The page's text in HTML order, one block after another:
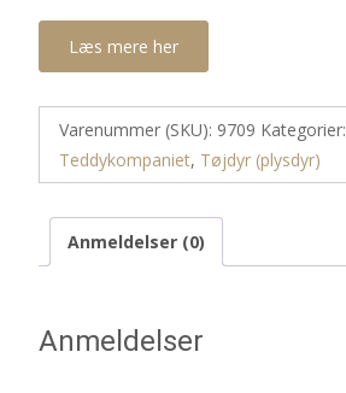
Læs mere her
Varenummer (SKU): 9709 Kategorier:
Teddykompaniet, Tøjdyr (plysdyr)
Anmeldelser (0)
Anmeldelser